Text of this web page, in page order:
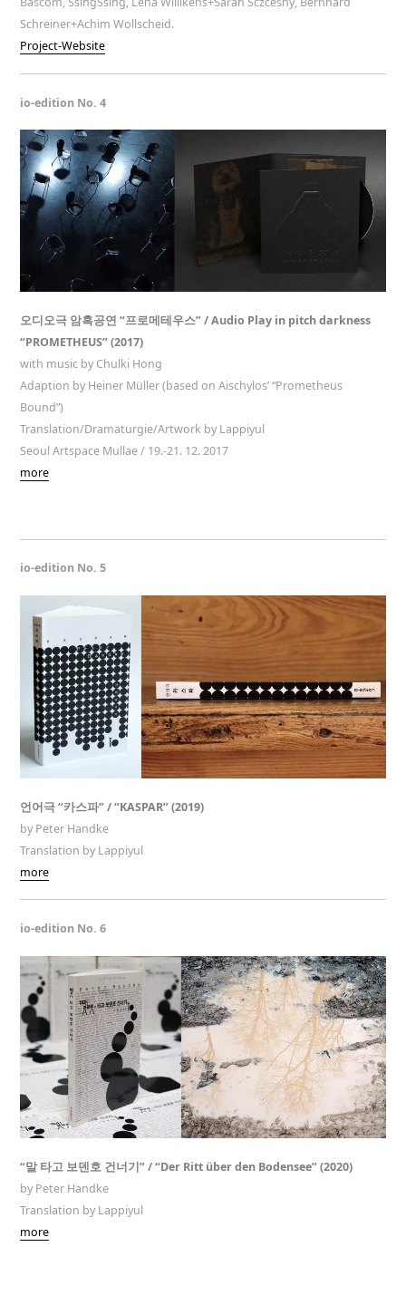
Schreiner+Achim Wollscheid.
Project-Website
io-edition No. 4
오디오극 암흑공연 “프로메테우스” / Audio Play in pitch darkness
“PROMETHEUS” (2017)
with music by Chulki Hong
Adaption by Heiner Müller (based on Aischylos’ “Prometheus
Bound”)
Translation/Dramaturgie/Artwork by Lappiyul
Seoul Artspace Mullae / 19.-21. 12. 2017
more
io-edition No. 5
언어극 “카스파” / “KASPAR” (2019)
by Peter Handke
Translation by Lappiyul
more
io-edition No. 6
“말 타고 보덴호 건너기” / “Der Ritt über den Bodensee” (2020)
by Peter Handke
Translation by Lappiyul
more